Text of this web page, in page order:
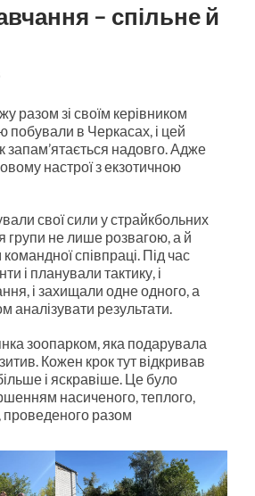
– спільне й
разом зі своїм керівником
побували в Черкасах, і цей
запам’ятається надовго. Адже
настрої з екзотичною
свої сили у страйкбольних
групи не лише розвагою, а й
співпраці. Під час
і планували тактику, і
і захищали одне одного, а
аналізувати результати.
зоопарком, яка подарувала
Кожен крок тут відкривав
і яскравіше. Це було
насиченого, теплого,
проведеного разом